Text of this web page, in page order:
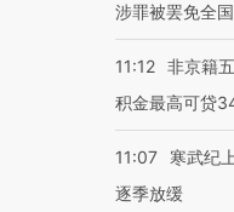
涉罪被罢免全
11:12 非京籍
积金最高可贷
11:07
寒武纪
逐季放缓